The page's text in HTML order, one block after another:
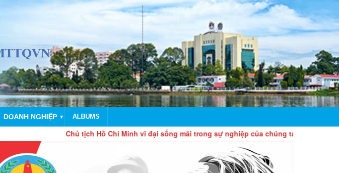
DOANH NGHIỆP ▼ ALBUMS
Chủ tịch Hồ Chí Minh vĩ đại sống mãi trong sự nghiệp của chúng ta!